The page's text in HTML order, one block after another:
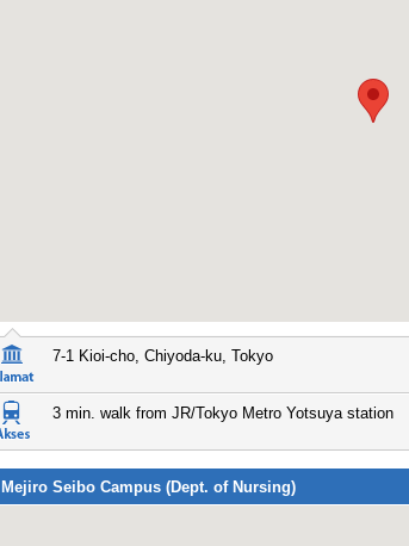
7-1 Kioi-cho, Chiyoda-ku, Tokyo
3 min. walk from JR/Tokyo Metro Yotsuya station
Mejiro Seibo Campus (Dept. of Nursing)